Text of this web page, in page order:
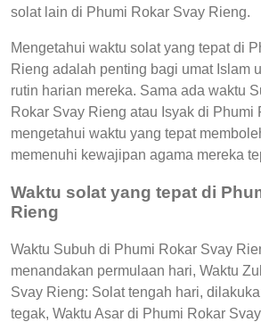
solat lain di Phumi Rokar Svay Rieng.
Mengetahui waktu solat yang tepat di
Rieng adalah penting bagi umat Islam
rutin harian mereka. Sama ada waktu
Rokar Svay Rieng atau Isyak di Phumi
mengetahui waktu yang tepat
memenuhi kewajipan agama mereka
Waktu solat yang tepat di
Rieng
Waktu Subuh di Phumi Rokar Svay
menandakan permulaan hari, Waktu
Svay Rieng: Solat tengah hari,
tegak, Waktu Asar di Phumi Rokar